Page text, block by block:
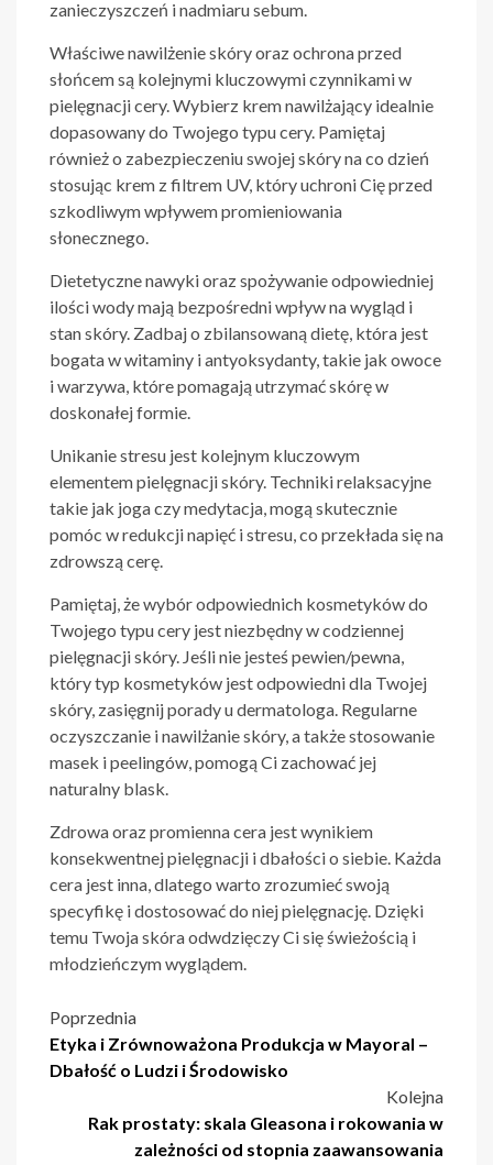
zanieczyszczeń i nadmiaru sebum.
Właściwe nawilżenie skóry oraz ochrona przed
słońcem są kolejnymi kluczowymi czynnikami w
pielęgnacji cery. Wybierz krem nawilżający idealnie
dopasowany do Twojego typu cery. Pamiętaj
również o zabezpieczeniu swojej skóry na co dzień
stosując krem z filtrem UV, który uchroni Cię przed
szkodliwym wpływem promieniowania
słonecznego.
Dietetyczne nawyki oraz spożywanie odpowiedniej
ilości wody mają bezpośredni wpływ na wygląd i
stan skóry. Zadbaj o zbilansowaną dietę, która jest
bogata w witaminy i antyoksydanty, takie jak owoce
i warzywa, które pomagają utrzymać skórę w
doskonałej formie.
Unikanie stresu jest kolejnym kluczowym
elementem pielęgnacji skóry. Techniki relaksacyjne
takie jak joga czy medytacja, mogą skutecznie
pomóc w redukcji napięć i stresu, co przekłada się na
zdrowszą cerę.
Pamiętaj, że wybór odpowiednich kosmetyków do
Twojego typu cery jest niezbędny w codziennej
pielęgnacji skóry. Jeśli nie jesteś pewien/pewna,
który typ kosmetyków jest odpowiedni dla Twojej
skóry, zasięgnij porady u dermatologa. Regularne
oczyszczanie i nawilżanie skóry, a także stosowanie
masek i peelingów, pomogą Ci zachować jej
naturalny blask.
Zdrowa oraz promienna cera jest wynikiem
konsekwentnej pielęgnacji i dbałości o siebie. Każda
cera jest inna, dlatego warto zrozumieć swoją
specyfikę i dostosować do niej pielęgnację. Dzięki
temu Twoja skóra odwdzięczy Ci się świeżością i
młodzieńczym wyglądem.
Nawigacja
wpisu
Poprzednia
Etyka i Zrównoważona Produkcja w Mayoral –
Dbałość o Ludzi i Środowisko
Kolejna
Rak prostaty: skala Gleasona i rokowania w
zależności od stopnia zaawansowania